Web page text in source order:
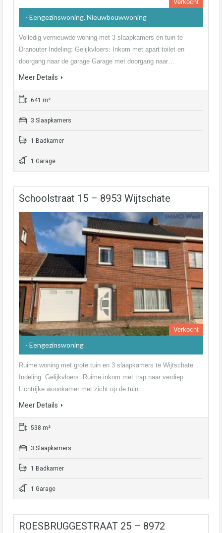
Verkocht
- Eengezinswoning, Nieuwbouwwoning
Volledig vernieuwde woning met 3 slaapkamers en tuin te
Dranouter Indeling: Gelijkvloers: Inkom met apart toilet en
doorgang naar de garage Garage met doorgang naar…
Meer Details
641 m²
3 Slaapkamers
1 Badkamer
1 Garage
Schoolstraat 15 – 8953 Wijtschate
Verkocht
- Eengezinswoning
Ruime woning met grote tuin en 3 slaapkamers te Wijtschate
Indeling: Gelijkvloers: Ruime inkom met trap naar verdiep
Lichtrijke woonkamer met zicht op de tuin…
Meer Details
538 m²
3 Slaapkamers
1 Badkamer
1 Garage
ROESBRUGGESTRAAT 25 – 8972